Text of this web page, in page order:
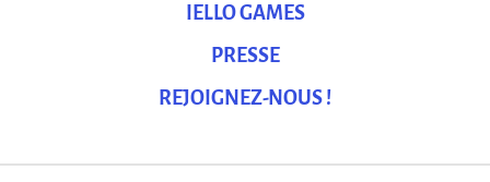
IELLO GAMES
PRESSE
REJOIGNEZ-NOUS !